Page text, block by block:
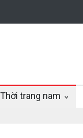
Thời trang nam